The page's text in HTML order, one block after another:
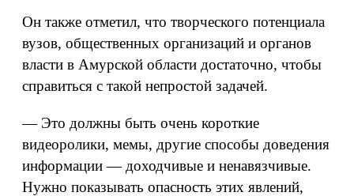
Он также отметил, что творческого потенциала
вузов, общественных организаций и органов
власти в Амурской области достаточно, чтобы
справиться с такой непростой задачей.
— Это должны быть очень короткие
видеоролики, мемы, другие способы доведения
информации — доходчивые и ненавязчивые.
Нужно показывать опасность этих явлений,